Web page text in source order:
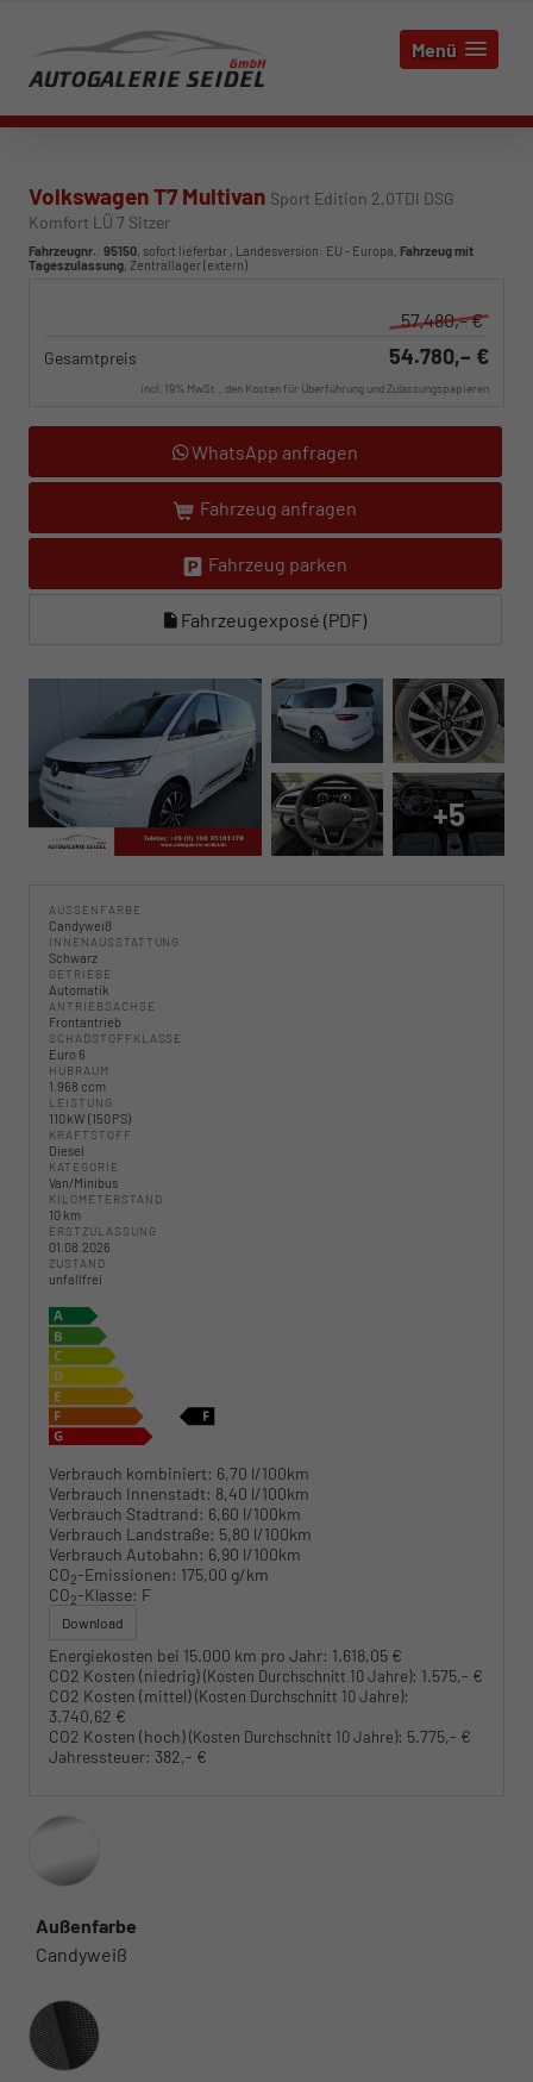
Menü
Volkswagen T7 Multivan Sport Edition 2,0TDI DSG
Komfort LÜ 7 Sitzer
Fahrzeugnr.: 95150, sofort lieferbar , Landesversion: EU - Europa, Fahrzeug mit
Tageszulassung, Zentrallager (extern)
57.480,– €
Gesamtpreis 54.780,– €
incl. 19% MwSt., den Kosten für Überführung und Zulassungspapieren
WhatsApp anfragen
Fahrzeug anfragen
Fahrzeug parken
Fahrzeugexposé (PDF)
+5
AUSSENFARBE
Candyweiß
INNENAUSSTATTUNG
Schwarz
GETRIEBE
Automatik
ANTRIEBSACHSE
Frontantrieb
SCHADSTOFFKLASSE
Euro 6
HUBRAUM
1.968 ccm
LEISTUNG
110 kW (150 PS)
KRAFTSTOFF
Diesel
KATEGORIE
Van/Minibus
KILOMETERSTAND
10 km
ERSTZULASSUNG
01.08.2026
ZUSTAND
unfallfrei
Verbrauch kombiniert: 6,70 l/100km
Verbrauch Innenstadt: 8,40 l/100km
Verbrauch Stadtrand: 6,60 l/100km
Verbrauch Landstraße: 5,80 l/100km
Verbrauch Autobahn: 6,90 l/100km
CO2-Emissionen: 175,00 g/km
CO2-Klasse: F
Download
Energiekosten bei 15.000 km pro Jahr: 1.618,05 €
CO2 Kosten (niedrig)(Kosten Durchschnitt 10 Jahre): 1.575,- €
CO2 Kosten (mittel)(Kosten Durchschnitt 10 Jahre):
3.740,62 €
CO2 Kosten (hoch)(Kosten Durchschnitt 10 Jahre): 5.775,- €
Jahressteuer: 382,- €
Außenfarbe
Candyweiß
Innenausstattung